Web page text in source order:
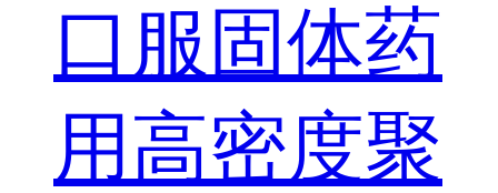
口服固体药
用高密度聚